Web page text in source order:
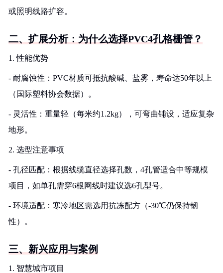
或照明线路扩容。
二、扩展分析：为什么选择PVC4孔格栅管？
1. 性能优势
- 耐腐蚀性：PVC材质可抵抗酸碱、盐雾，寿命达50年以上
（国际塑料协会数据）。
- 灵活性：重量轻（每米约1.2kg），可弯曲铺设，适应复杂
地形。
2. 选型注意事项
- 孔径匹配：根据线缆直径选择孔数，4孔管适合中等规模
项目，如单孔需穿6根网线时建议选6孔型号。
- 环境适配：寒冷地区需选用抗冻配方（-30℃仍保持韧
性）。
三、新兴应用与案例
1. 智慧城市项目